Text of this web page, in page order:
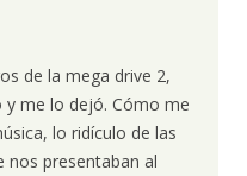
de la mega drive 2,
me lo dejó. Cómo me
lo ridículo de las
nos presentaban al